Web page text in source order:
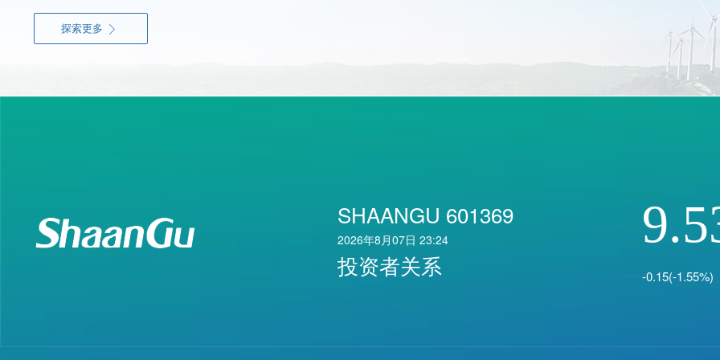
探索更多 
SHAANGU 601369
2026年8月07日 23:24
投资者关系 -0.15(-1.55%)